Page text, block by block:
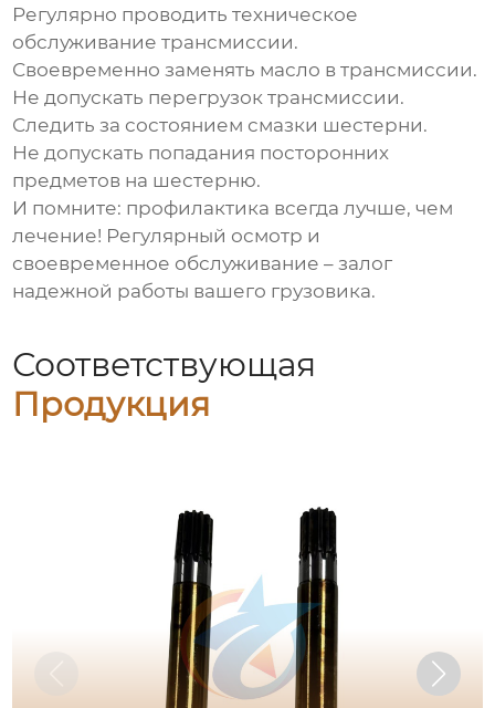
Регулярно проводить техническое
обслуживание трансмиссии.
Своевременно заменять масло в трансмиссии.
Не допускать перегрузок трансмиссии.
Следить за состоянием смазки шестерни.
Не допускать попадания посторонних
предметов на шестерню.
И помните: профилактика всегда лучше, чем
лечение! Регулярный осмотр и
своевременное обслуживание – залог
надежной работы вашего грузовика.
Соответствующая
Продукция